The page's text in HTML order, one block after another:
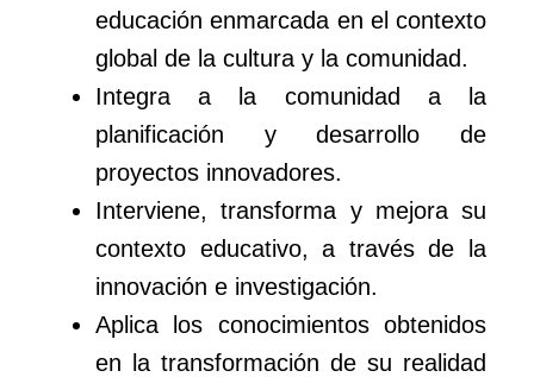
educación enmarcada en el contexto
global de la cultura y la comunidad.
Integra a la comunidad a la
planificación y desarrollo de
proyectos innovadores.
Interviene, transforma y mejora su
contexto educativo, a través de la
innovación e investigación.
Aplica los conocimientos obtenidos
en la transformación de su realidad